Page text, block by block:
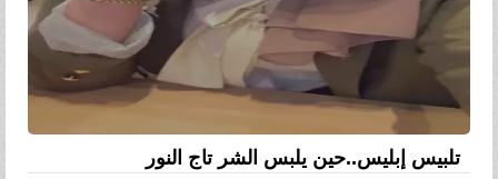
تلبيس إبليس..حين يلبس الشر تاج النور